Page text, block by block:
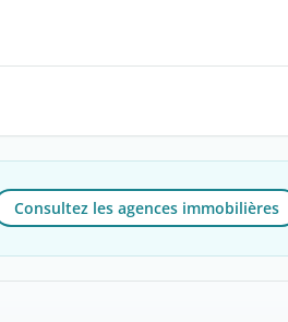
Consultez les agences immobilières